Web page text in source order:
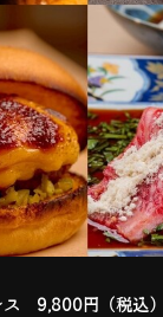
9,800円（税込）